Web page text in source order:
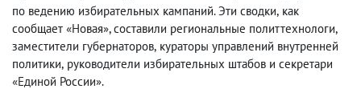
по ведению избирательных кампаний. Эти сводки, как
сообщает «Новая», составили региональные политтехнологи,
заместители губернаторов, кураторы управлений внутренней
политики, руководители избирательных штабов и секретари
«Единой России».